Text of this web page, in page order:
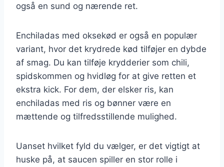
også en sund og nærende ret.
Enchiladas med oksekød er også en populær
variant, hvor det krydrede kød tilføjer en dybde
af smag. Du kan tilføje krydderier som chili,
spidskommen og hvidløg for at give retten et
ekstra kick. For dem, der elsker ris, kan
enchiladas med ris og bønner være en
mættende og tilfredsstillende mulighed.
Uanset hvilket fyld du vælger, er det vigtigt at
huske på, at saucen spiller en stor rolle i